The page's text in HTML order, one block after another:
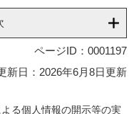
ページID：0001197
新日：2026年6月8日更新
る個人情報の開示等の実